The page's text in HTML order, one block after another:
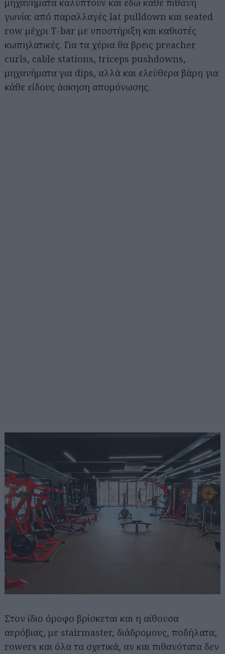
μηχανήματα καλύπτουν και εδώ κάθε πιθανή
γωνία: από παραλλαγές lat pulldown και seated
row μέχρι T-bar με υποστήριξη και καθιστές
κωπηλατικές. Για τα χέρια θα βρεις preacher
curls, cable stations, triceps pushdowns,
μηχανήματα για dips, αλλά και ελεύθερα βάρη για
κάθε είδους άσκηση απομόνωσης.
Στον ίδιο όροφο βρίσκεται και η αίθουσα
αερόβιας, με stairmaster, διάδρομους, ποδήλατα,
rowers και όλα τα σχετικά, αν και πιθανότατα δεν